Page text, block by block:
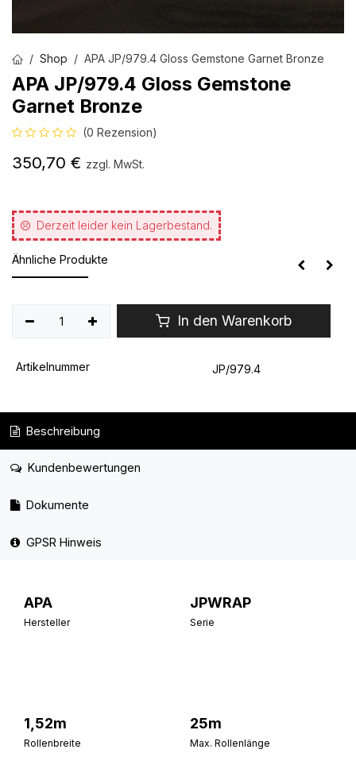
Shop APA JP/979.4 Gloss Gemstone Garnet Bronze
APA JP/979.4 Gloss Gemstone
Garnet Bronze
(0 Rezension)
350,70 € zzgl. MwSt.
Derzeit leider kein Lagerbestand.
Ähnliche Produkte
In den Warenkorb
Artikelnummer JP/979.4
Beschreibung
Kundenbewertungen
Dokumente
GPSR Hinweis
APA
Hersteller
JPWRAP
Serie
1,52m
Rollenbreite
25m
Max. Rollenlänge